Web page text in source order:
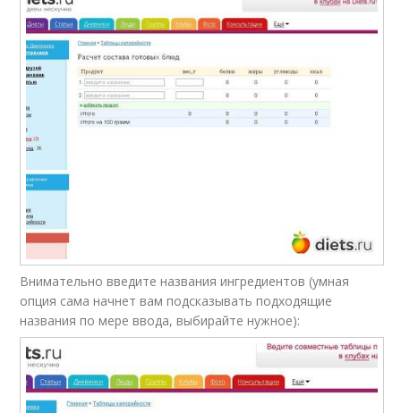
Внимательно введите названия ингредиентов (умная
опция сама начнет вам подсказывать подходящие
названия по мере ввода, выбирайте нужное):